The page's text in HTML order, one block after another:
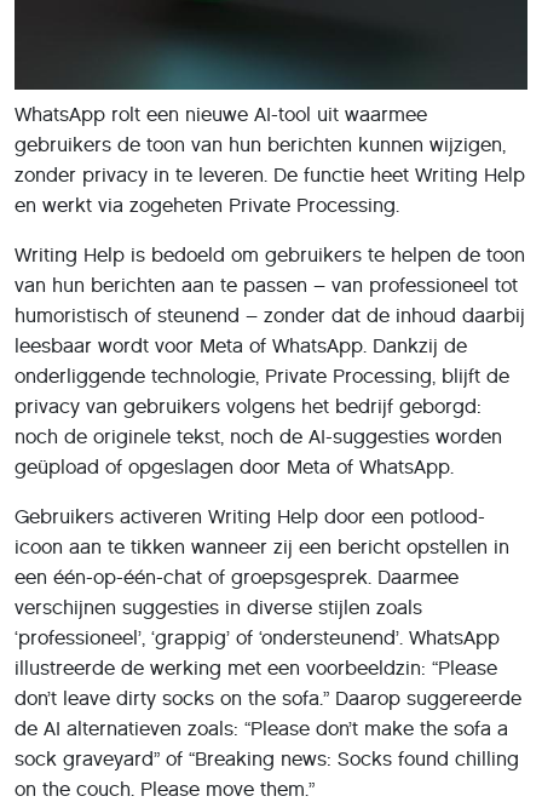
WhatsApp rolt een nieuwe AI-tool uit waarmee
gebruikers de toon van hun berichten kunnen wijzigen,
zonder privacy in te leveren. De functie heet Writing Help
en werkt via zogeheten Private Processing.
Writing Help is bedoeld om gebruikers te helpen de toon
van hun berichten aan te passen – van professioneel tot
humoristisch of steunend – zonder dat de inhoud daarbij
leesbaar wordt voor Meta of WhatsApp. Dankzij de
onderliggende technologie, Private Processing, blijft de
privacy van gebruikers volgens het bedrijf geborgd:
noch de originele tekst, noch de AI-suggesties worden
geüpload of opgeslagen door Meta of WhatsApp.
Gebruikers activeren Writing Help door een potlood-
icoon aan te tikken wanneer zij een bericht opstellen in
een één-op-één-chat of groepsgesprek. Daarmee
verschijnen suggesties in diverse stijlen zoals
‘professioneel’, ‘grappig’ of ‘ondersteunend’. WhatsApp
illustreerde de werking met een voorbeeldzin: “Please
don’t leave dirty socks on the sofa.” Daarop suggereerde
de AI alternatieven zoals: “Please don’t make the sofa a
sock graveyard” of “Breaking news: Socks found chilling
on the couch. Please move them.”